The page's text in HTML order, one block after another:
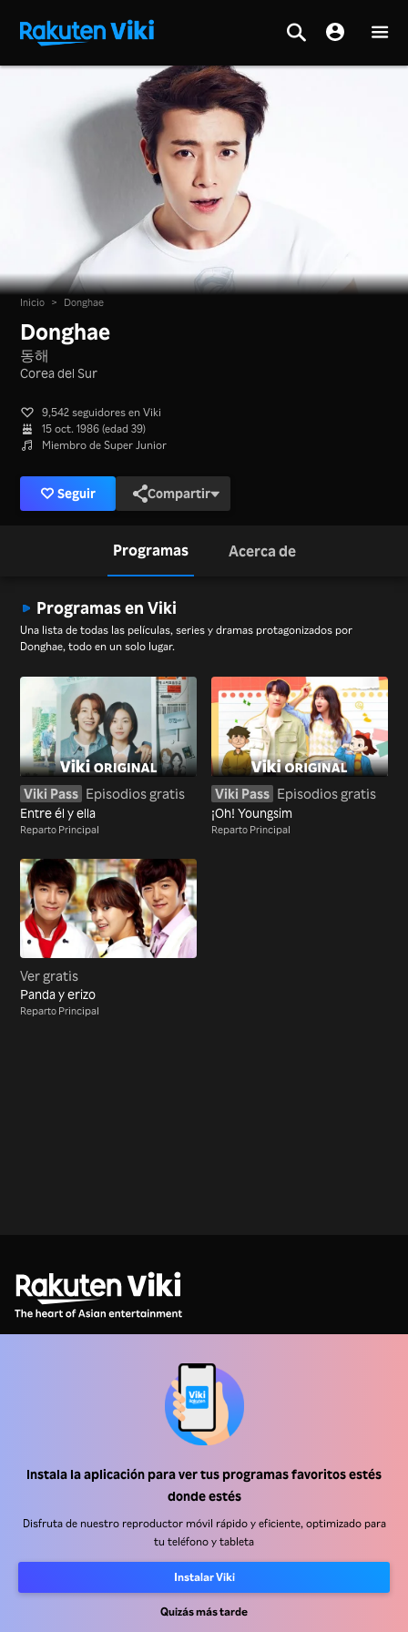
Instala la aplicación para ver tus programas favoritos estés
donde estés
Disfruta de nuestro reproductor móvil rápido y eficiente, optimizado para
tu teléfono y tableta
Instalar Viki
Quizás más tarde
Inicio > Donghae
Donghae
동해
Corea del Sur
9,542 seguidores en Viki
15 oct. 1986 (edad 39)
Miembro de Super Junior
Seguir Compartir
Programas Acerca de
Programas en Viki
Una lista de todas las películas, series y dramas protagonizados por
Donghae, todo en un solo lugar.
Viki Pass Episodios gratis
Entre él y ella
Reparto Principal
Viki Pass Episodios gratis
¡Oh! Youngsim
Reparto Principal
Ver gratis
Panda y erizo
Reparto Principal
Socios de distribución
Términos de Uso